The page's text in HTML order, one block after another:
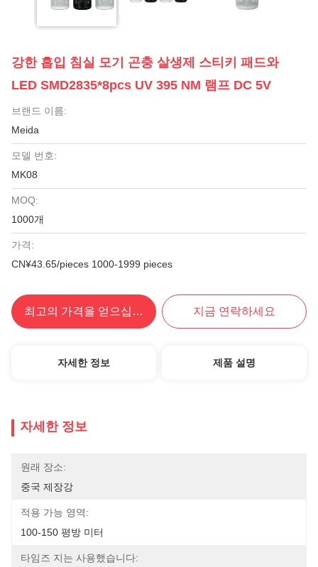
강한 흡입 침실 모기 곤충 살생제 스티키 패드와
LED SMD2835*8pcs UV 395 NM 램프 DC 5V
브랜드 이름:
Meida
모델 번호:
MK08
MOQ:
1000개
가격:
CN¥43.65/pieces 1000-1999 pieces
최고의 가격을 얻으십시오 지금 연락하세요
자세한 정보 제품 설명
자세한 정보
원래 장소:
중국 제장강
적용 가능 영역:
100-150 평방 미터
타임즈 지는 사용했습니다: